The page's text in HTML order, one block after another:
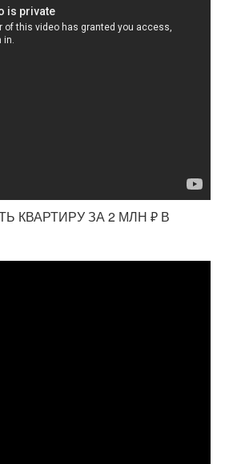
КВАРТИРУ ЗА 2 МЛН ₽ В